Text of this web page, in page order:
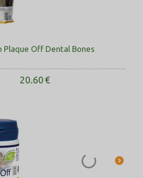
Plaque Off Dental Bones
20.60€